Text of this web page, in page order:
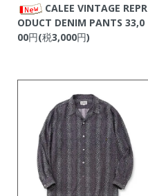
CALEE VINTAGE REPR
ODUCT DENIM PANTS 33,0
00円(税3,000円)